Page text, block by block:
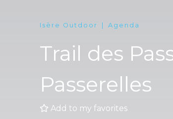
Isère Outdoor Agenda
Trail des
Passerelles
Add to my favorites